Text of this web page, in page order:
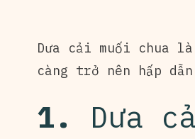
Dưa cải muối chua
càng trở nên hấp
1. Dưa